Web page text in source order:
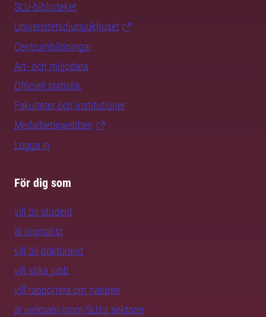
SLU-biblioteket
Universitetsdjursjukhuset
Centrumbildningar
Art- och miljödata
Officiell statistik
Fakulteter och institutioner
Medarbetarwebben
Logga in
För dig som
vill bli student
är journalist
vill bli doktorand
vill söka jobb
vill rapportera om naturen
är verksam inom SLU:s sektorer